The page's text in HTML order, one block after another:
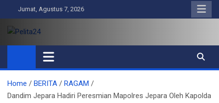
to
content
Jumat, Agustus 7, 2026
Pelita24
Aktual, Mendalam dan Terpercaya
Home BERITA
RAGAM
Dandim Jepara Hadiri Peresmian Mapolres Jepara Oleh Kapolda